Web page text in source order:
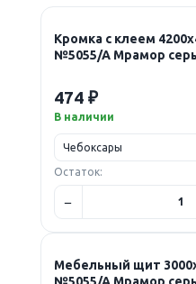
Кромка с клеем
№5055/A Мрамор
474 ₽
В наличии
Остаток:
Мебельный щит